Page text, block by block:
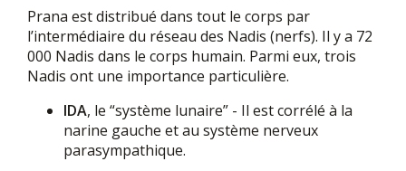
Prana est distribué dans tout le corps par
l’intermédiaire du réseau des Nadis (nerfs). Il y a 72
000 Nadis dans le corps humain. Parmi eux, trois
Nadis ont une importance particulière.
IDA, le “système lunaire” - Il est corrélé à la
narine gauche et au système nerveux
parasympathique.